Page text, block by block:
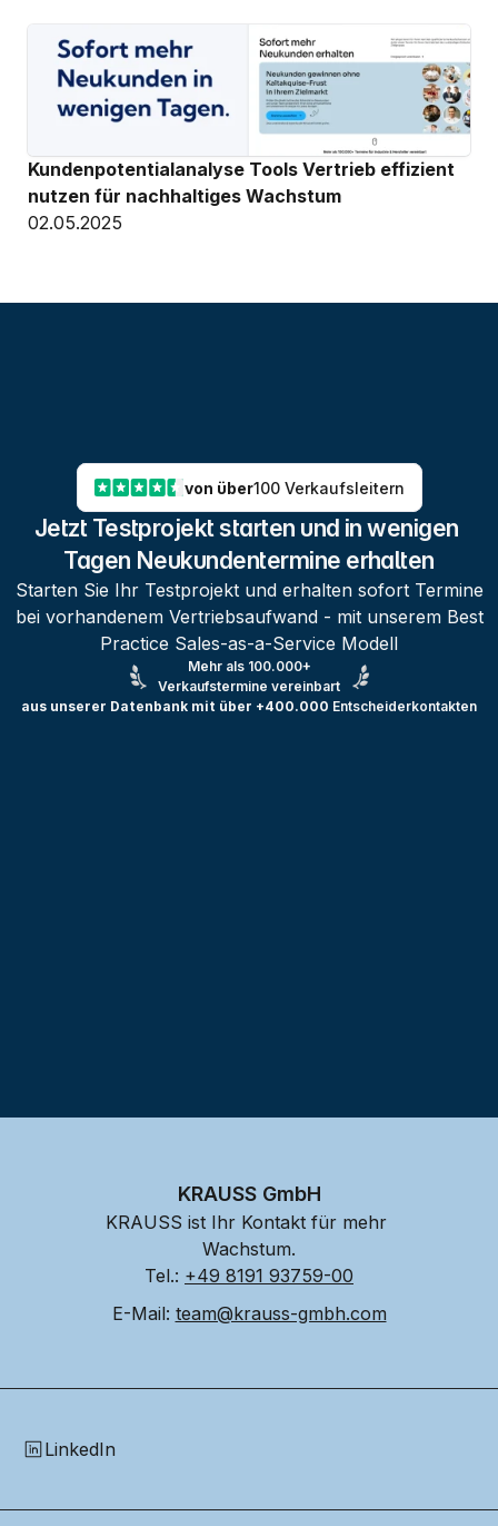
Kundenpotentialanalyse Tools Vertrieb effizient
nutzen für nachhaltiges Wachstum
02.05.2025
von über100 Verkaufsleitern
Jetzt Testprojekt starten und in wenigen
Tagen Neukundentermine erhalten
Starten Sie Ihr Testprojekt und erhalten sofort Termine
bei vorhandenem Vertriebsaufwand - mit unserem Best
Practice Sales-as-a-Service Modell
Mehr als 100.000+
Verkaufstermine vereinbart
aus unserer Datenbank mit über +400.000 Entscheiderkontakten
KRAUSS GmbH
KRAUSS ist Ihr Kontakt für mehr
Wachstum.
Tel.: +49 8191 93759-00
E-Mail: team@krauss-gmbh.com
LinkedIn